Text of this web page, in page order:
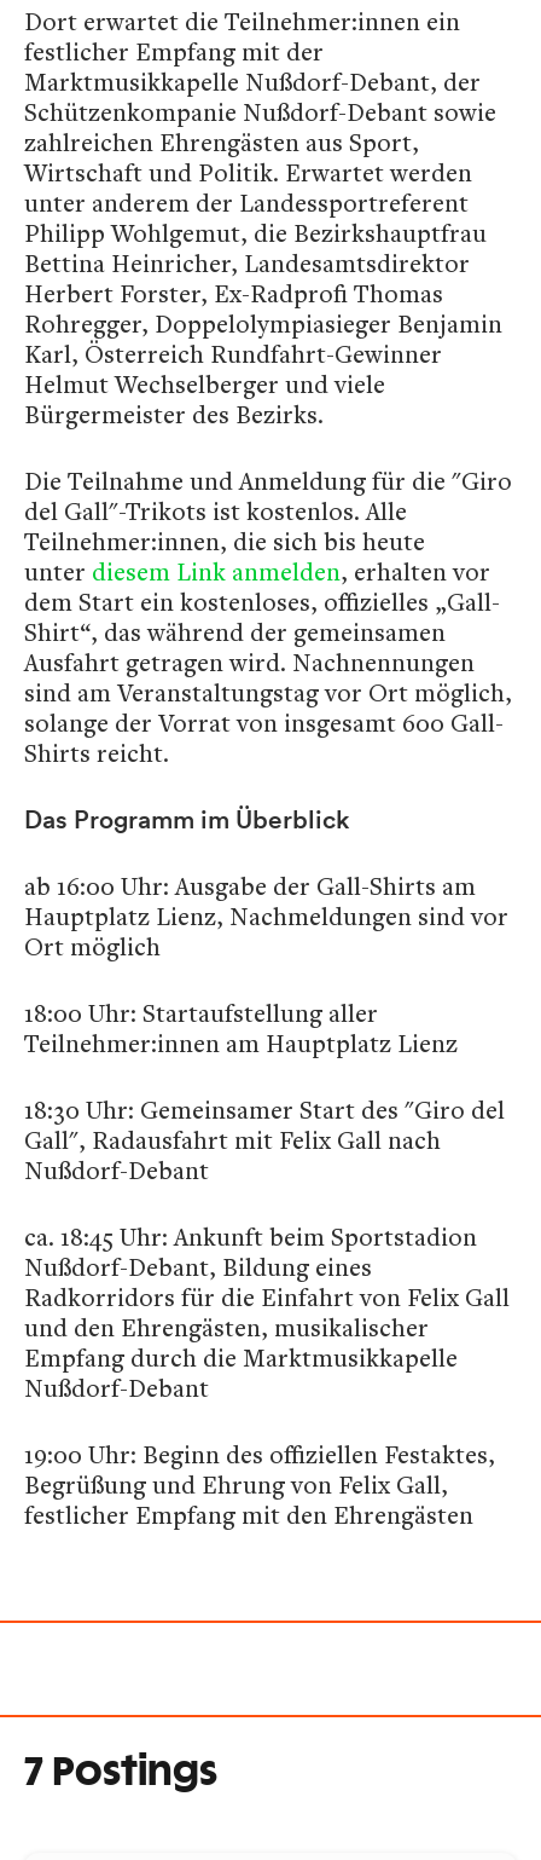
Dort erwartet die Teilnehmer:innen ein
festlicher Empfang mit der
Marktmusikkapelle Nußdorf-Debant, der
Schützenkompanie Nußdorf-Debant sowie
zahlreichen Ehrengästen aus Sport,
Wirtschaft und Politik. Erwartet werden
unter anderem der Landessportreferent
Philipp Wohlgemut, die Bezirkshauptfrau
Bettina Heinricher, Landesamtsdirektor
Herbert Forster, Ex-Radprofi Thomas
Rohregger, Doppelolympiasieger Benjamin
Karl, Österreich Rundfahrt-Gewinner
Helmut Wechselberger und viele
Bürgermeister des Bezirks.
Die Teilnahme und Anmeldung für die "Giro
del Gall"-Trikots ist kostenlos. Alle
Teilnehmer:innen, die sich bis heute
unter diesem Link anmelden, erhalten vor
dem Start ein kostenloses, offizielles „Gall-
Shirt“, das während der gemeinsamen
Ausfahrt getragen wird. Nachnennungen
sind am Veranstaltungstag vor Ort möglich,
solange der Vorrat von insgesamt 600 Gall-
Shirts reicht.
Das Programm im Überblick
ab 16:00 Uhr: Ausgabe der Gall-Shirts am
Hauptplatz Lienz, Nachmeldungen sind vor
Ort möglich
18:00 Uhr: Startaufstellung aller
Teilnehmer:innen am Hauptplatz Lienz
18:30 Uhr: Gemeinsamer Start des "Giro del
Gall", Radausfahrt mit Felix Gall nach
Nußdorf-Debant
ca. 18:45 Uhr: Ankunft beim Sportstadion
Nußdorf-Debant, Bildung eines
Radkorridors für die Einfahrt von Felix Gall
und den Ehrengästen, musikalischer
Empfang durch die Marktmusikkapelle
Nußdorf-Debant
19:00 Uhr: Beginn des offiziellen Festaktes,
Begrüßung und Ehrung von Felix Gall,
festlicher Empfang mit den Ehrengästen
7 Postings